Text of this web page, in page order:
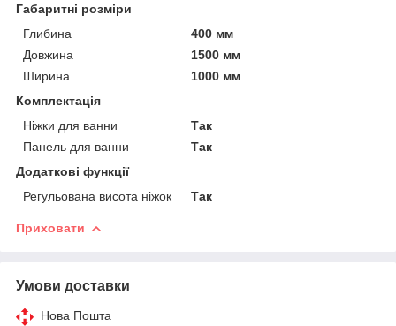
Габаритні розміри
Глибина
400 мм
Довжина
1500 мм
Ширина
1000 мм
Комплектація
Ніжки для ванни
Так
Панель для ванни
Так
Додаткові функції
Регульована висота ніжок
Так
Приховати
Умови доставки
Нова Пошта